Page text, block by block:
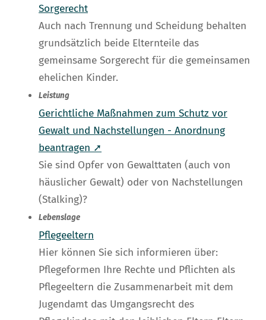
Sorgerecht
Auch nach Trennung und Scheidung behalten
grundsätzlich beide Elternteile das
gemeinsame Sorgerecht für die gemeinsamen
ehelichen Kinder.
Leistung
Gerichtliche Maßnahmen zum Schutz vor
Gewalt und Nachstellungen - Anordnung
beantragen ➚
Sie sind Opfer von Gewalttaten (auch von
häuslicher Gewalt) oder von Nachstellungen
(Stalking)?
Lebenslage
Pflegeeltern
Hier können Sie sich informieren über:
Pflegeformen Ihre Rechte und Pflichten als
Pflegeeltern die Zusammenarbeit mit dem
Jugendamt das Umgangsrecht des